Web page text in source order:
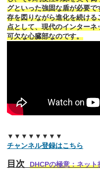
グといった強固な盾が必要
存を図りながら進化を続け
点として、現代のインター
可欠な心臓部なのです。
▼▼▼▼▼▼▼▼
チャンネル登録はこちら
目次 DHCPの極意：ネッ